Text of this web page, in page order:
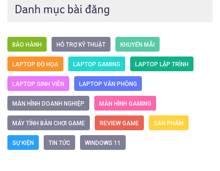
Danh mục bài đăng
BẢO HÀNH HỖ TRỢ KỸ THUẬT KHUYẾN MÃI
LAPTOP ĐỒ HỌA LAPTOP GAMING LAPTOP LẬP TRÌNH
LAPTOP SINH VIÊN LAPTOP VĂN PHÒNG
MÀN HÌNH DOANH NGHIỆP MÀN HÌNH GAMING
MÁY TÍNH BÀN CHƠI GAME REVIEW GAME SẢN PHẨM
SỰ KIỆN TIN TỨC WINDOWS 11